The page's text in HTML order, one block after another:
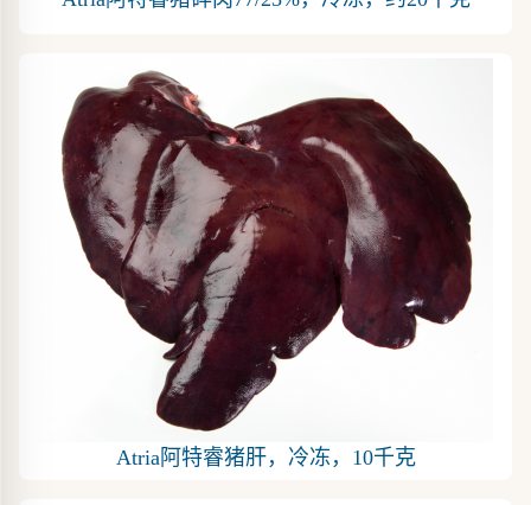
Atria阿特睿猪肝，冷冻，10千克